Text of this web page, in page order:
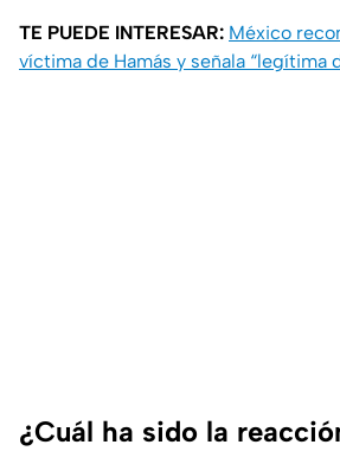
TE PUEDE INTERESAR: México
víctima de Hamás y señala “legítima
¿Cuál ha sido la